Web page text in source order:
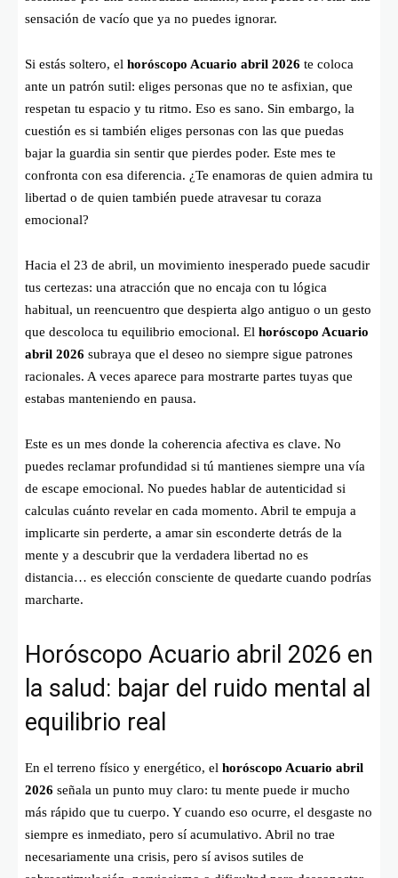
sensación de vacío que ya no puedes ignorar.
Si estás soltero, el horóscopo Acuario abril 2026 te coloca
ante un patrón sutil: eliges personas que no te asfixian, que
respetan tu espacio y tu ritmo. Eso es sano. Sin embargo, la
cuestión es si también eliges personas con las que puedas
bajar la guardia sin sentir que pierdes poder. Este mes te
confronta con esa diferencia. ¿Te enamoras de quien admira tu
libertad o de quien también puede atravesar tu coraza
emocional?
Hacia el 23 de abril, un movimiento inesperado puede sacudir
tus certezas: una atracción que no encaja con tu lógica
habitual, un reencuentro que despierta algo antiguo o un gesto
que descoloca tu equilibrio emocional. El horóscopo Acuario
abril 2026 subraya que el deseo no siempre sigue patrones
racionales. A veces aparece para mostrarte partes tuyas que
estabas manteniendo en pausa.
Este es un mes donde la coherencia afectiva es clave. No
puedes reclamar profundidad si tú mantienes siempre una vía
de escape emocional. No puedes hablar de autenticidad si
calculas cuánto revelar en cada momento. Abril te empuja a
implicarte sin perderte, a amar sin esconderte detrás de la
mente y a descubrir que la verdadera libertad no es
distancia… es elección consciente de quedarte cuando podrías
marcharte.
Horóscopo Acuario abril 2026 en
la salud: bajar del ruido mental al
equilibrio real
En el terreno físico y energético, el horóscopo Acuario abril
2026 señala un punto muy claro: tu mente puede ir mucho
más rápido que tu cuerpo. Y cuando eso ocurre, el desgaste no
siempre es inmediato, pero sí acumulativo. Abril no trae
necesariamente una crisis, pero sí avisos sutiles de